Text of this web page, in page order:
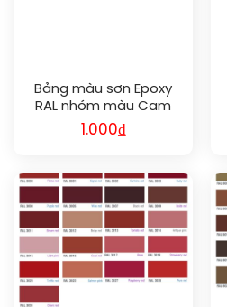
Bảng màu sơn Epoxy
RAL nhóm màu Cam
mới nhất | Chuẩn màu
quốc tế, bền đẹp cho
nghiệp
1.000₫